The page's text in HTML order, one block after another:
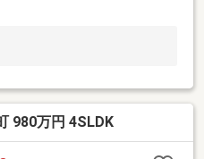
980万円 4SLDK